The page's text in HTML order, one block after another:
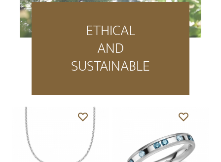
ETHICAL
AND
SUSTAINABLE